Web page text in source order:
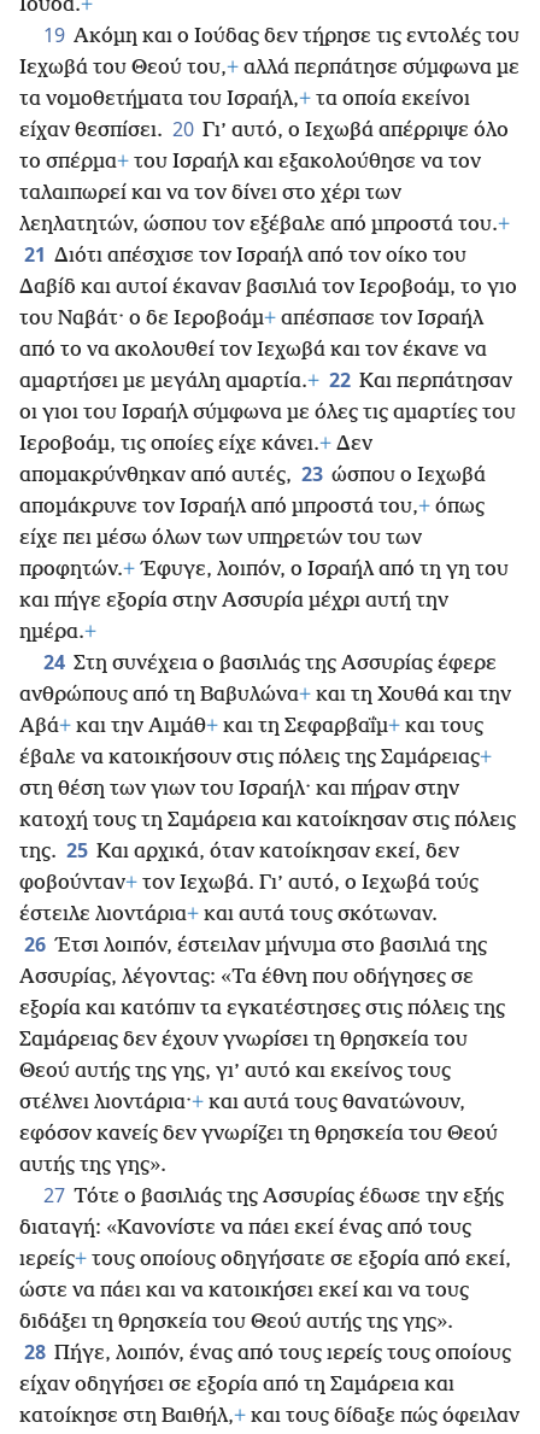
Ιούδα.+
19 Ακόμη και ο Ιούδας δεν τήρησε τις εντολές του
Ιεχωβά του Θεού του,+ αλλά περπάτησε σύμφωνα με
τα νομοθετήματα του Ισραήλ,+ τα οποία εκείνοι
είχαν θεσπίσει. 20 Γι’ αυτό, ο Ιεχωβά απέρριψε όλο
το σπέρμα+ του Ισραήλ και εξακολούθησε να τον
ταλαιπωρεί και να τον δίνει στο χέρι των
λεηλατητών, ώσπου τον εξέβαλε από μπροστά του.+
21 Διότι απέσχισε τον Ισραήλ από τον οίκο του
Δαβίδ και αυτοί έκαναν βασιλιά τον Ιεροβοάμ, το γιο
του Ναβάτ· ο δε Ιεροβοάμ+ απέσπασε τον Ισραήλ
από το να ακολουθεί τον Ιεχωβά και τον έκανε να
αμαρτήσει με μεγάλη αμαρτία.+ 22 Και περπάτησαν
οι γιοι του Ισραήλ σύμφωνα με όλες τις αμαρτίες του
Ιεροβοάμ, τις οποίες είχε κάνει.+ Δεν
απομακρύνθηκαν από αυτές, 23 ώσπου ο Ιεχωβά
απομάκρυνε τον Ισραήλ από μπροστά του,+ όπως
είχε πει μέσω όλων των υπηρετών του των
προφητών.+ Έφυγε, λοιπόν, ο Ισραήλ από τη γη του
και πήγε εξορία στην Ασσυρία μέχρι αυτή την
ημέρα.+
24 Στη συνέχεια ο βασιλιάς της Ασσυρίας έφερε
ανθρώπους από τη Βαβυλώνα+ και τη Χουθά και την
Αβά+ και την Αιμάθ+ και τη Σεφαρβαΐμ+ και τους
έβαλε να κατοικήσουν στις πόλεις της Σαμάρειας+
στη θέση των γιων του Ισραήλ· και πήραν στην
κατοχή τους τη Σαμάρεια και κατοίκησαν στις πόλεις
της. 25 Και αρχικά, όταν κατοίκησαν εκεί, δεν
φοβούνταν+ τον Ιεχωβά. Γι’ αυτό, ο Ιεχωβά τούς
έστειλε λιοντάρια+ και αυτά τους σκότωναν.
26 Έτσι λοιπόν, έστειλαν μήνυμα στο βασιλιά της
Ασσυρίας, λέγοντας: «Τα έθνη που οδήγησες σε
εξορία και κατόπιν τα εγκατέστησες στις πόλεις της
Σαμάρειας δεν έχουν γνωρίσει τη θρησκεία του
Θεού αυτής της γης, γι’ αυτό και εκείνος τους
στέλνει λιοντάρια·+ και αυτά τους θανατώνουν,
εφόσον κανείς δεν γνωρίζει τη θρησκεία του Θεού
αυτής της γης».
27 Τότε ο βασιλιάς της Ασσυρίας έδωσε την εξής
διαταγή: «Κανονίστε να πάει εκεί ένας από τους
ιερείς+ τους οποίους οδηγήσατε σε εξορία από εκεί,
ώστε να πάει και να κατοικήσει εκεί και να τους
διδάξει τη θρησκεία του Θεού αυτής της γης».
28 Πήγε, λοιπόν, ένας από τους ιερείς τους οποίους
είχαν οδηγήσει σε εξορία από τη Σαμάρεια και
κατοίκησε στη Βαιθήλ,+ και τους δίδαξε πώς όφειλαν